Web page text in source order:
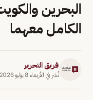
البحرين
الكامل معهما
فريق التحرير
نُشر في الأربعاء 8 يوليو 2026